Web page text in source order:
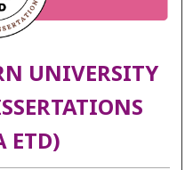
UNIVERSITY
ETD)